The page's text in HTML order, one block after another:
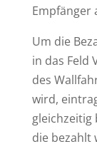
Empfänger
Um die
in das Feld
des
wird,
gleichzeitig
die bezahlt